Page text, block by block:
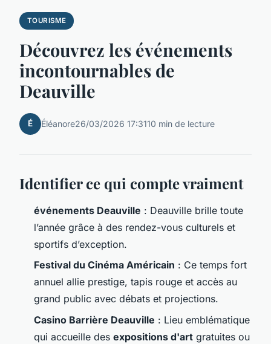
TOURISME
Découvrez les événements
incontournables de
Deauville
É Éléanore26/03/2026 17:3110 min de lecture
Identifier ce qui compte vraiment
événements Deauville : Deauville brille toute
l’année grâce à des rendez-vous culturels et
sportifs d’exception.
Festival du Cinéma Américain : Ce temps fort
annuel allie prestige, tapis rouge et accès au
grand public avec débats et projections.
Casino Barrière Deauville : Lieu emblématique
qui accueille des expositions d'art gratuites ou